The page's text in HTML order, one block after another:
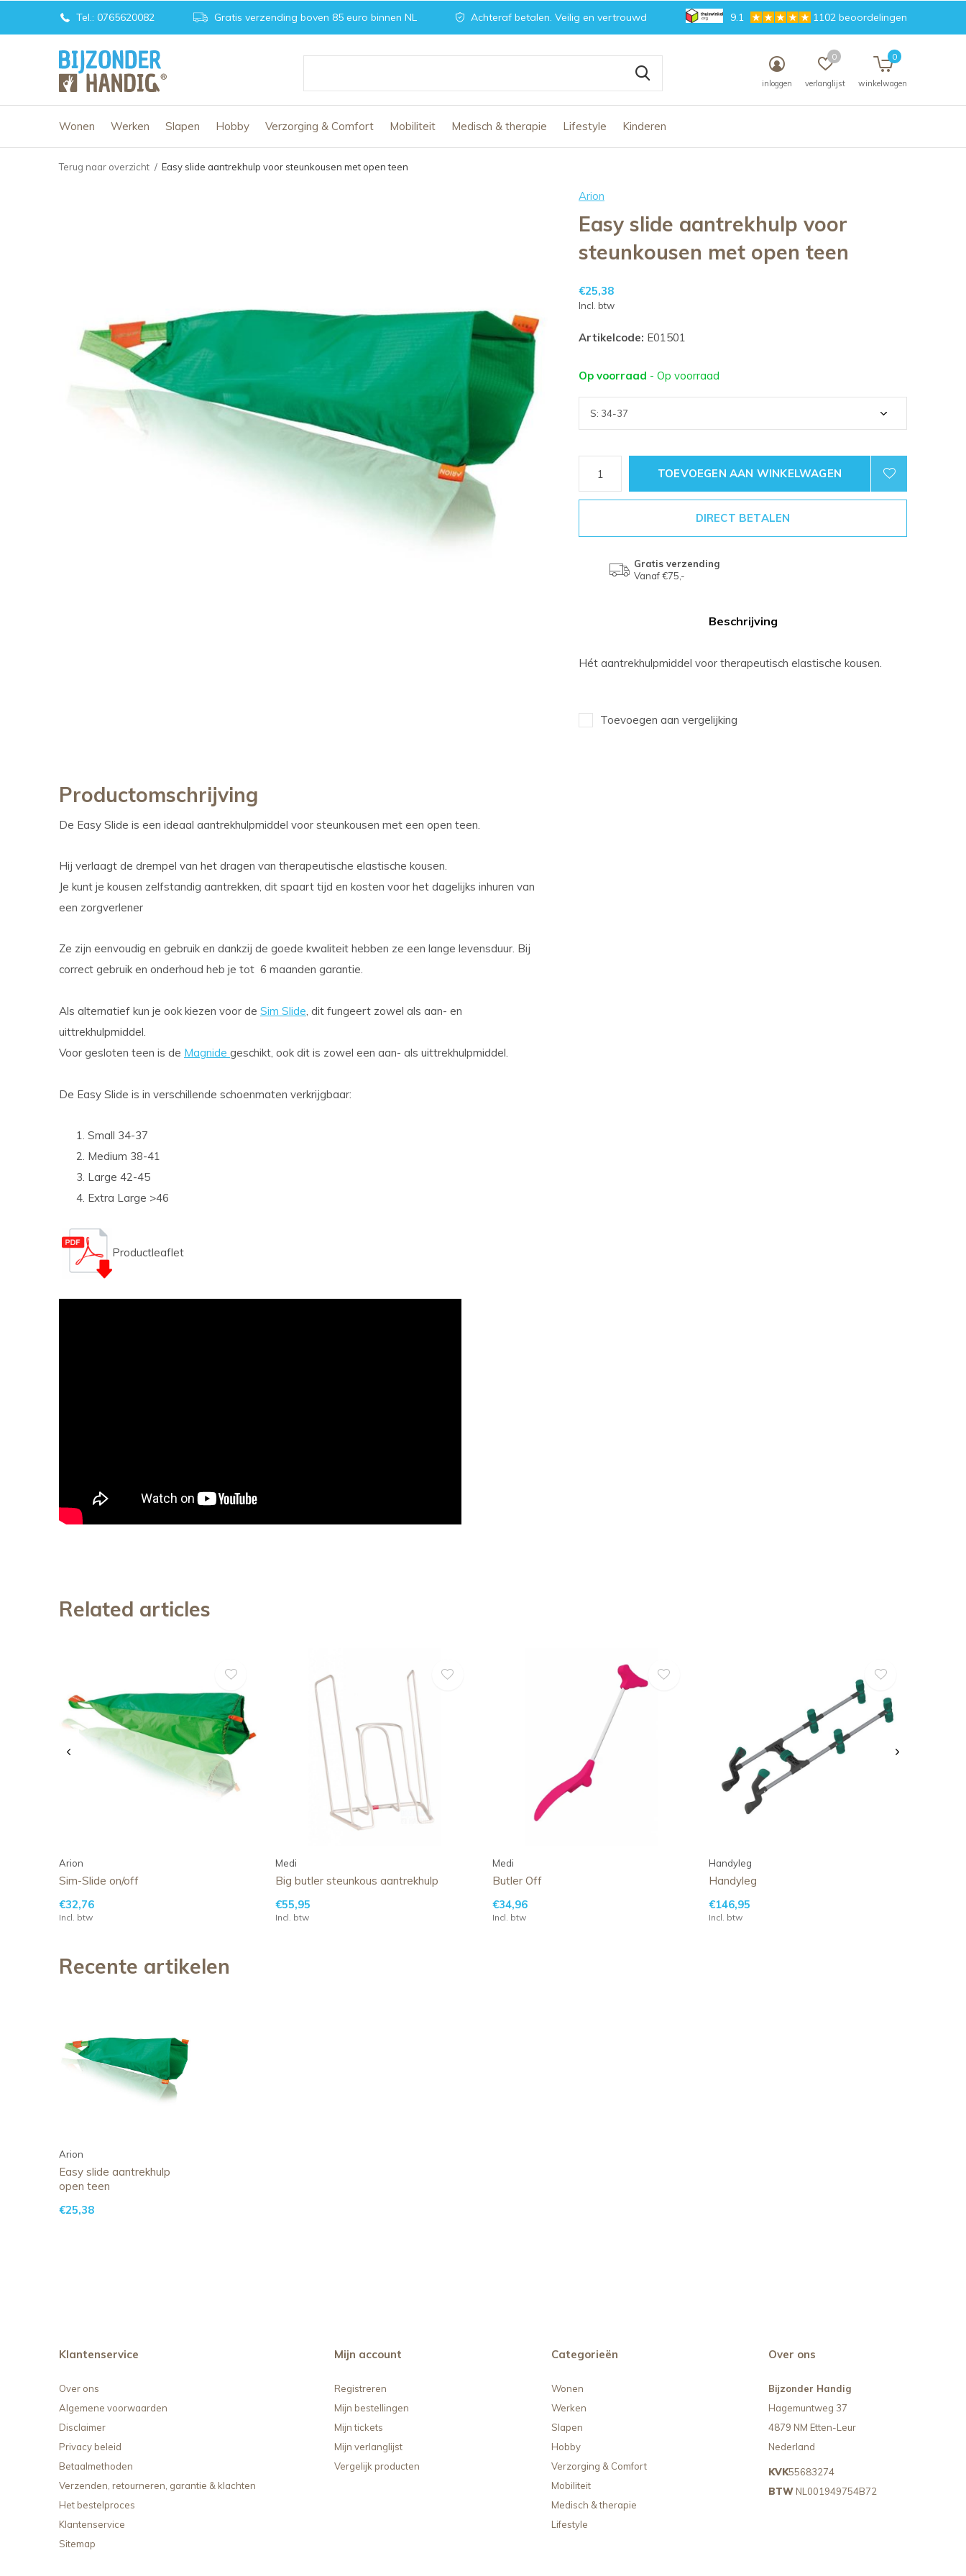
Wonen Werken Slapen Hobby Verzorging & Comfort Mobiliteit Medisch & therapie Lifestyle Kinderen
inloggen verlanglijst
0
winkelwagen
0
Tel.: 0765620082 Gratis verzending boven 85 euro binnen NL Achteraf betalen. Veilig en vertrouwd 9.1 1102 beoordelingen
Terug naar overzicht Easy slide aantrekhulp voor steunkousen met open teen
Arion
Easy slide aantrekhulp voor
steunkousen met open teen
€25,38
Incl. btw
Artikelcode: E01501
Op voorraad - Op voorraad
TOEVOEGEN AAN WINKELWAGEN
DIRECT BETALEN
Gratis verzending
Vanaf €75,-
Beschrijving
Hét aantrekhulpmiddel voor therapeutisch elastische kousen.
Toevoegen aan vergelijking
Productomschrijving
De Easy Slide is een ideaal aantrekhulpmiddel voor steunkousen met een open teen.
Hij verlaagt de drempel van het dragen van therapeutische elastische kousen.
Je kunt je kousen zelfstandig aantrekken, dit spaart tijd en kosten voor het dagelijks inhuren van
een zorgverlener
Ze zijn eenvoudig en gebruik en dankzij de goede kwaliteit hebben ze een lange levensduur. Bij
correct gebruik en onderhoud heb je tot 6 maanden garantie.
Als alternatief kun je ook kiezen voor de Sim Slide, dit fungeert zowel als aan- en
uittrekhulpmiddel.
Voor gesloten teen is de Magnide geschikt, ook dit is zowel een aan- als uittrekhulpmiddel.
De Easy Slide is in verschillende schoenmaten verkrijgbaar:
Small 34-37
Medium 38-41
Large 42-45
Extra Large >46
Productleaflet
Related articles
Arion
Sim-Slide on/off
€32,76
Incl. btw
Medi
Big butler steunkous aantrekhulp
€55,95
Incl. btw
Medi
Butler Off
€34,96
Incl. btw
Handyleg
Handyleg
€146,95
Incl. btw
Recente artikelen
Arion
Easy slide aantrekhulp
open teen
€25,38
Klantenservice
Over ons
Algemene voorwaarden
Disclaimer
Privacy beleid
Betaalmethoden
Verzenden, retourneren, garantie & klachten
Het bestelproces
Klantenservice
Sitemap
Mijn account
Registreren
Mijn bestellingen
Mijn tickets
Mijn verlanglijst
Vergelijk producten
Categorieën
Wonen
Werken
Slapen
Hobby
Verzorging & Comfort
Mobiliteit
Medisch & therapie
Lifestyle
Over ons
Bijzonder Handig
Hagemuntweg 37
4879 NM Etten-Leur
Nederland
KVK55683274
BTW NL001949754B72